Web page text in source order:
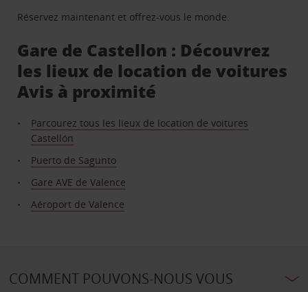
Réservez maintenant et offrez-vous le monde.
Gare de Castellon : Découvrez
les lieux de location de voitures
Avis à proximité
Parcourez tous les lieux de location de voitures
Castellón
Puerto de Sagunto
Gare AVE de Valence
Aéroport de Valence
COMMENT POUVONS-NOUS VOUS